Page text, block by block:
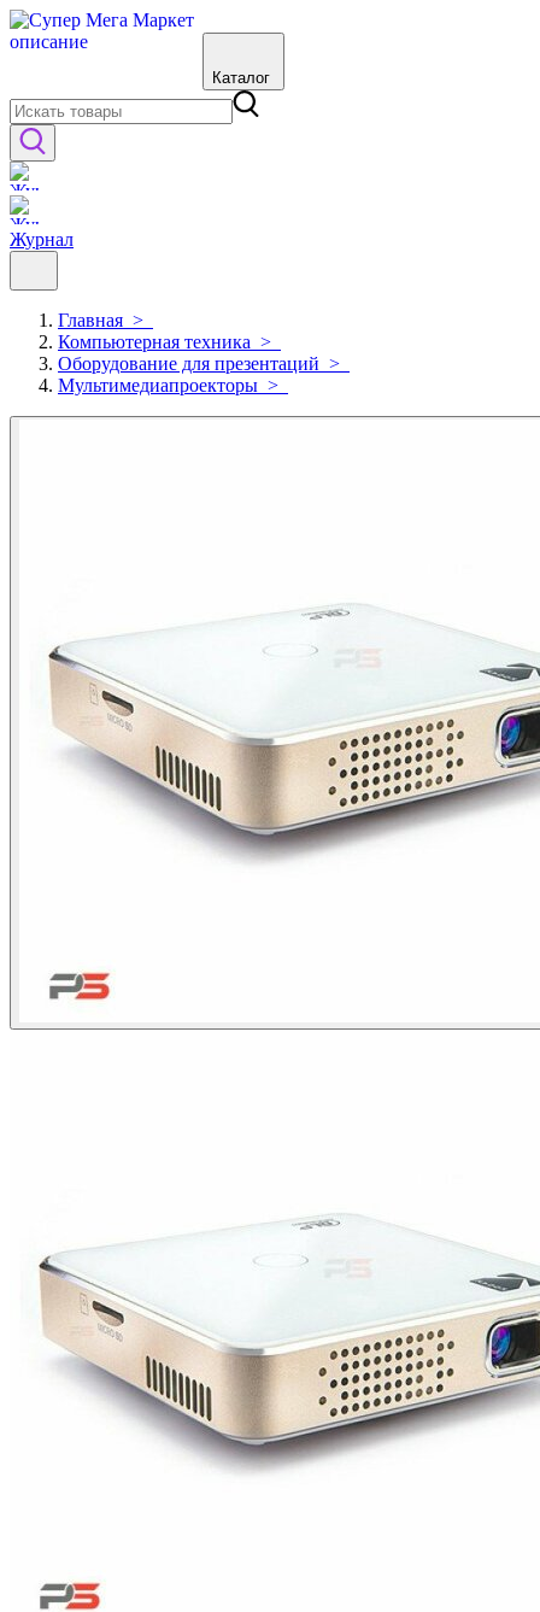
Каталог
Журнал
Главная >
Компьютерная техника >
Оборудование для презентаций >
Мультимедиапроекторы >